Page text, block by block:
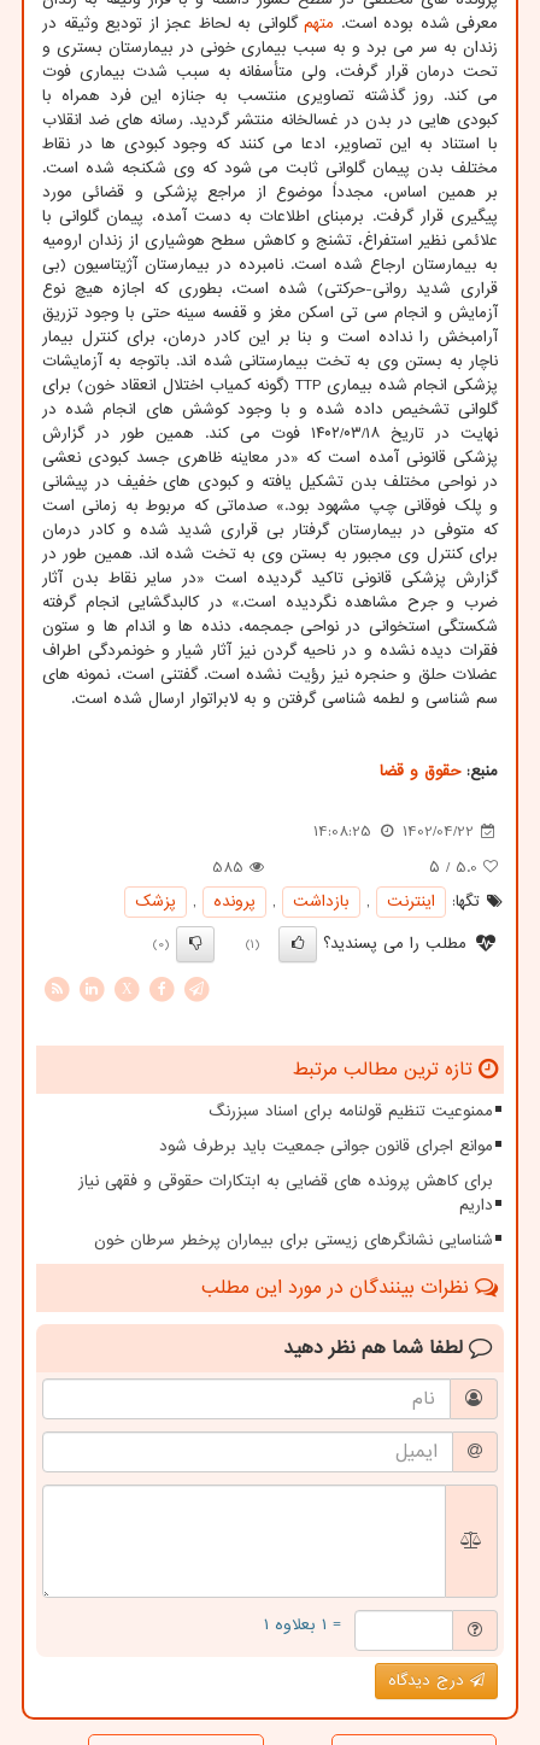
معرفی شده بوده است. متهم گلوانی به لحاظ عجز از تودیع وثیقه در
زندان به سر می برد و به سبب بیماری خونی در بیمارستان بستری و
تحت درمان قرار گرفت، ولی متأسفانه به سبب شدت بیماری فوت
می کند. روز گذشته تصاویری منتسب به جنازه این فرد همراه با
کبودی هایی در بدن در غسالخانه منتشر گردید. رسانه های ضد انقلاب
با استناد به این تصاویر، ادعا می کنند که وجود کبودی ها در نقاط
مختلف بدن پیمان گلوانی ثابت می شود که وی شکنجه شده است.
بر همین اساس، مجدداً موضوع از مراجع پزشکی و قضائی مورد
پیگیری قرار گرفت. برمبنای اطلاعات به دست آمده، پیمان گلوانی با
علائمی نظیر استفراغ، تشنج و کاهش سطح هوشیاری از زندان ارومیه
به بیمارستان ارجاع شده است. نامبرده در بیمارستان آژیتاسیون (بی
قراری شدید روانی-حرکتی) شده است، بطوری که اجازه هیچ نوع
آزمایش و انجام سی تی اسکن مغز و قفسه سینه حتی با وجود تزریق
آرامبخش را نداده است و بنا بر این کادر درمان، برای کنترل بیمار
ناچار به بستن وی به تخت بیمارستانی شده اند. باتوجه به آزمایشات
پزشکی انجام شده بیماری TTP (گونه کمیاب اختلال انعقاد خون) برای
گلوانی تشخیص داده شده و با وجود کوشش های انجام شده در
نهایت در تاریخ ۱۴۰۲/۰۳/۱۸ فوت می کند. همین طور در گزارش
پزشکی قانونی آمده است که «در معاینه ظاهری جسد کبودی نعشی
در نواحی مختلف بدن تشکیل یافته و کبودی های خفیف در پیشانی
و پلک فوقانی چپ مشهود بود.» صدماتی که مربوط به زمانی است
که متوفی در بیمارستان گرفتار بی قراری شدید شده و کادر درمان
برای کنترل وی مجبور به بستن وی به تخت شده اند. همین طور در
گزارش پزشکی قانونی تاکید گردیده است «در سایر نقاط بدن آثار
ضرب و جرح مشاهده نگردیده است.» در کالبدگشایی انجام گرفته
شکستگی استخوانی در نواحی جمجمه، دنده ها و اندام ها و ستون
فقرات دیده نشده و در ناحیه گردن نیز آثار شیار و خونمردگی اطراف
عضلات حلق و حنجره نیز رؤیت نشده است. گفتنی است، نمونه های
سم شناسی و لطمه شناسی گرفتن و به لابراتوار ارسال شده است.
منبع:حقوق و قضا
1402/04/22
14:08:25
5.0 / ۵
585
تگها:
اینترنت , بازداشت , پرونده ,
پزشك
مطلب را می پسندید؟
(1)
(0)
X
تازه ترین مطالب مرتبط
ممنوعیت تنظیم قولنامه برای اسناد سبزرنگ
موانع اجرای قانون جوانی جمعیت باید برطرف شود
برای کاهش پرونده های قضایی به ابتکارات حقوقی و فقهی نیاز
داریم
شناسایی نشانگرهای زیستی برای بیماران پرخطر سرطان خون
نظرات بینندگان در مورد این مطلب
لطفا شما هم نظر دهید
= ۱ بعلاوه ۱
درج دیدگاه